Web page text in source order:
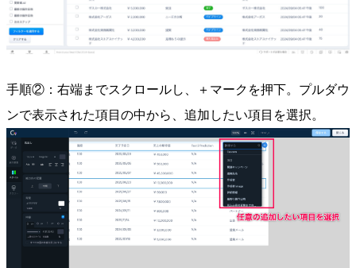
手順②：右端までスクロールし、＋マークを押下。プルダウ
ンで表示された項目の中から、追加したい項目を選択。